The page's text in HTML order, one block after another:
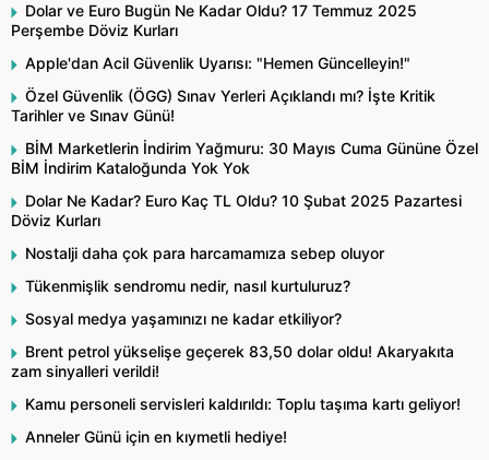
Dolar ve Euro Bugün Ne Kadar Oldu? 17 Temmuz 2025
Perşembe Döviz Kurları
Apple'dan Acil Güvenlik Uyarısı: "Hemen Güncelleyin!"
Özel Güvenlik (ÖGG) Sınav Yerleri Açıklandı mı? İşte Kritik
Tarihler ve Sınav Günü!
BİM Marketlerin İndirim Yağmuru: 30 Mayıs Cuma Gününe Özel
BİM İndirim Kataloğunda Yok Yok
Dolar Ne Kadar? Euro Kaç TL Oldu? 10 Şubat 2025 Pazartesi
Döviz Kurları
Nostalji daha çok para harcamamıza sebep oluyor
Tükenmişlik sendromu nedir, nasıl kurtuluruz?
Sosyal medya yaşamınızı ne kadar etkiliyor?
Brent petrol yükselişe geçerek 83,50 dolar oldu! Akaryakıta
zam sinyalleri verildi!
Kamu personeli servisleri kaldırıldı: Toplu taşıma kartı geliyor!
Anneler Günü için en kıymetli hediye!